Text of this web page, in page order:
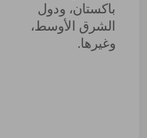
باكستان، ودول
الشرق الأوسط،
وغيرها.